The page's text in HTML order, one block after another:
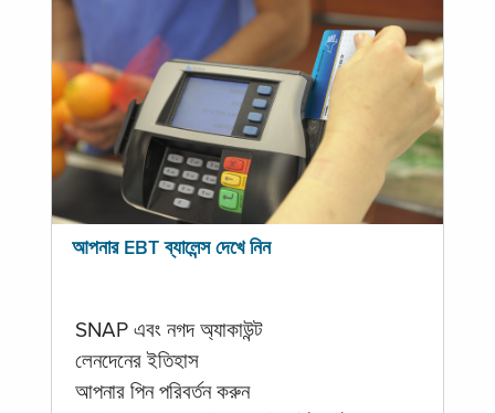
আপনার EBT ব্যালেন্স দেখে নিন
SNAP এবং নগদ অ্যাকাউন্ট
লেনদেনের ইতিহাস
আপনার পিন পরিবর্তন করুন